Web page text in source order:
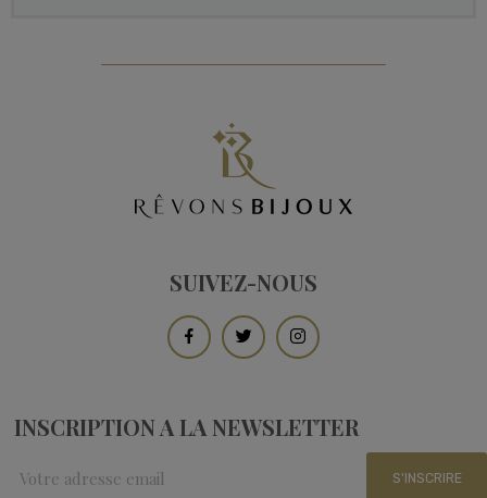
SUIVEZ-NOUS
INSCRIPTION A LA NEWSLETTER
S'INSCRIRE